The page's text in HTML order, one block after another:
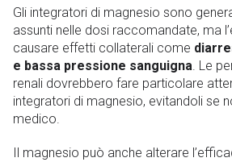
Gli integratori di magnesio sono
assunti nelle dosi raccomandate, ma
causare effetti collaterali come
e bassa pressione sanguigna. Le
renali dovrebbero fare particolare
integratori di magnesio, evitandoli se
medico.
Il magnesio può anche alterare